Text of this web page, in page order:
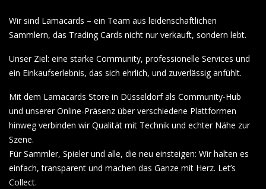
Wir sind Lamacards – ein Team aus leidenschaftlichen
Sammlern, das Trading Cards nicht nur verkauft, sondern lebt.
Unser Ziel: eine starke Community, professionelle Services und
ein Einkaufserlebnis, das sich ehrlich, und zuverlässig anfühlt.
Mit dem Lamacards Store in Düsseldorf als Community-Hub
und unserer Online-Präsenz über verschiedene Plattformen
hinweg verbinden wir Qualität mit Technik und echter Nähe zur
Szene.
Für Sammler, Spieler und alle, die neu einsteigen: Wir halten es
einfach, transparent und machen das Ganze mit Herz. Let’s
Collect.